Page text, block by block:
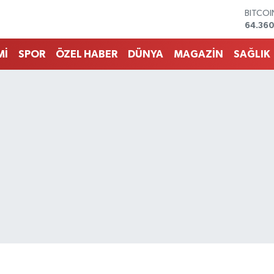
DOLAR
EURO
SPOR ÖZEL HABER DÜNYA MAGAZİN SAĞLIK